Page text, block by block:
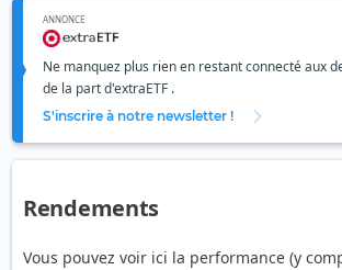
ANNONCE
Ne manquez plus rien en restant connecté aux
de la part d'extraETF .
S'inscrire à notre newsletter !
Rendements
Vous pouvez voir ici la performance (y